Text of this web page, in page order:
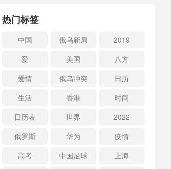
热门标签
中国 俄乌新局
2019
爱
美国
八方
爱情
俄乌冲突
日历
生活
香港
时间
日历表
世界
2022
俄罗斯
华为
疫情
高考
中国足球
上海